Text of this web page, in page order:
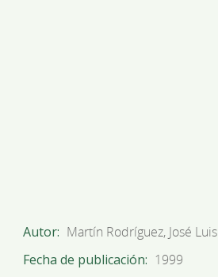
Autor Martín Rodríguez, José Luis
Fecha de publicación
1999